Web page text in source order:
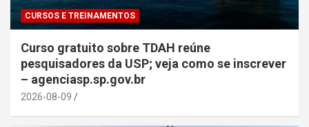
CURSOS E TREINAMENTOS
Curso gratuito sobre TDAH reúne
pesquisadores da USP; veja como se inscrever
– agenciasp.sp.gov.br
2026-08-09